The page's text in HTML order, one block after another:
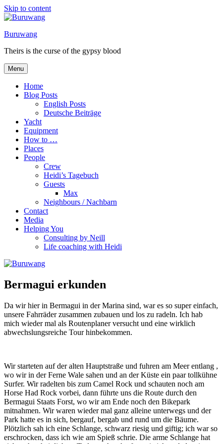
Skip to content
Buruwang
Theirs is the curse of the gypsy blood
Menu
Home
Blog Posts
English Posts
Deutsche Beiträge
Yacht
Equipment
How to …
Places
People
Crew
Heidi’s Tagebuch
Guests
Max
Neighbours / Nachbarn
Contact
Media
Helping You
Consulting by Neill
Life coaching with Heidi
Bermagui erkunden
Da wir hier in Bermagui in der Marina sind, war es so super einfach,
unsere Fahrräder zusammen zubauen und los zu radeln. Ich hab
mich wieder mal als Routenplaner versucht und eine wirklich
abwechslungsreiche Tour hinbekommen.
Wir starteten auf der alten Hauptstraße und fuhren am Meer entlang ,
wo wir in der Ferne Wale sahen und an der Küste ein paar tollkühne
Surfer. Wir radelten bis zum Camel Rock und schauten noch am
Horse Had Rock vorbei, dann führte uns die Route durch den
Bermagui Staats Forst, wo wir am Ende noch den Bikepark
mitnahmen. Wir waren wieder mal ganz alleine unterwegs und der
Park hatte es in sich, bergauf, bergab und rund um die Bäume.
Plötzlich sah ich eine Schlange, schwarz riesig und giftig; ich war so
erschrocken, dass ich wie am Spieß schrie. Die arme Schlange hat